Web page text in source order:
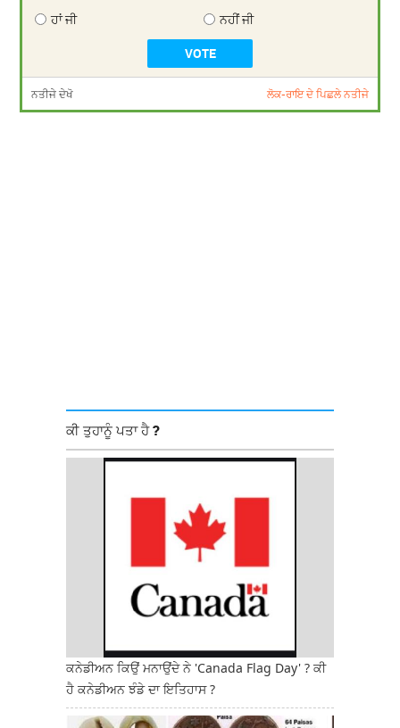
ਹਾਂ ਜੀ ਨਹੀਂ ਜੀ
ਨਤੀਜੇ ਦੇਖੋ ਲੋਕ-ਰਾਇ ਦੇ ਪਿਛਲੇ ਨਤੀਜੇ
ਕੀ ਤੁਹਾਨੂੰ ਪਤਾ ਹੈ ?
ਕਨੇਡੀਅਨ ਕਿਉਂ ਮਨਾਉਂਦੇ ਨੇ 'Canada Flag Day' ? ਕੀ
ਹੈ ਕਨੇਡੀਅਨ ਝੰਡੇ ਦਾ ਇਤਿਹਾਸ ?